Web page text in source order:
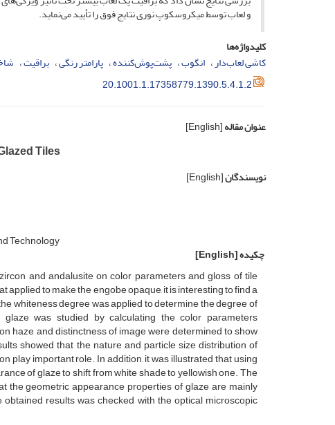
و لعاب توسط میکروسکوپ نوری نتایج فوق را تأیید می‌نماید.
کلیدواژه‌ها
کاشی لعاب‌دار انگوب پشت‌پوش‌کننده پارامتر رنگی براقیت
20.1001.1.17358779.1390.5.4.1.2
عنوان مقاله[English]
Tiles
نویسندگان[English]
Technology
چکیده[English]
and andalusite on color parameters and gloss of tile
to make the engobe opaque, it is interesting to find a
whiteness degree was applied to determine the degree of
was studied by calculating the color parameters
haze and distinctness of image were determined to show
showed that the nature and particle size distribution of
play important role. In addition, it was illustrated that using
of glaze to shift from white shade to yellowish one. The
the geometric appearance properties of glaze are mainly
results was checked with the optical microscopic